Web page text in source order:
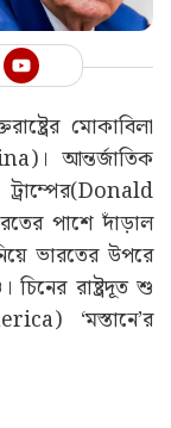
মোকাবিলা
আন্তর্জাতিক
পাশে দাঁড়াল
ভারতের উপরে
চিনের রাষ্ট্রদূত শু
‘মস্তানে’র